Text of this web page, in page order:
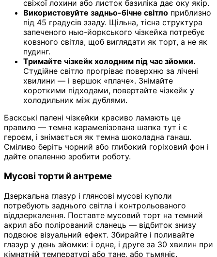
свіжої лохини або листок базиліка дає оку якір.
Використовуйте задньо-бічне світло приблизно
під 45 градусів ззаду. Щільна, тісна структура
запеченого нью-йоркського чізкейка потребує
ковзного світла, щоб виглядати як торт, а не як
пудинг.
Тримайте чізкейк холодним під час зйомки.
Студійне світло прогріває поверхню за лічені
хвилини — і вершок «плаче». Знімайте
короткими підходами, повертайте чізкейк у
холодильник між дублями.
Баскські палені чізкейки красиво ламають це
правило — темна карамелізована шапка тут і є
героєм, і знімається як темна шоколадна ганаш.
Сміливо беріть чорний або глибокий горіховий фон і
дайте опаленню зробити роботу.
Мусові торти й антреме
Дзеркальна глазур і глянсові мусові куполи
потребують заднього світла і контрольованого
віддзеркалення. Поставте мусовий торт на темний
акрил або полірований сланець — відбиток знизу
подвоює візуальний ефект. Збирайте і поливайте
глазур у день зйомки: і одне, і друге за 30 хвилин при
кімнатній температурі або тане, або тьмяніє.